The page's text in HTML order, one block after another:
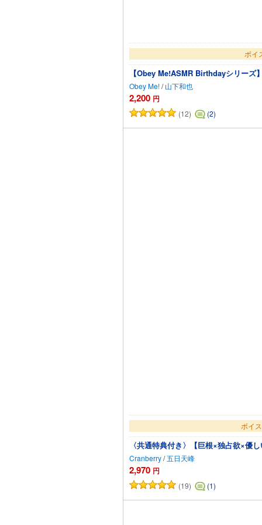
ボイ
【Obey Me!ASMR Birthdayシリー
Obey Me!/ 山下和也
2,200 円
(12) (2)
ボイ
〈共通特典付き〉【巨根×独占欲×優
Cranberry/五日天峰
2,970 円
(19) (1)